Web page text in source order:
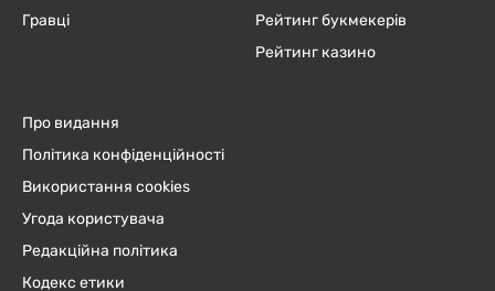
Гравці
Рейтинг букмекерів
Рейтинг казино
Про видання
Політика конфіденційності
Використання cookies
Угода користувача
Редакційна політика
Кодекс етики